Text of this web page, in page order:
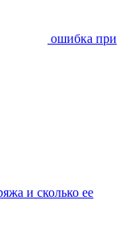
ошибка при
и сколько ее